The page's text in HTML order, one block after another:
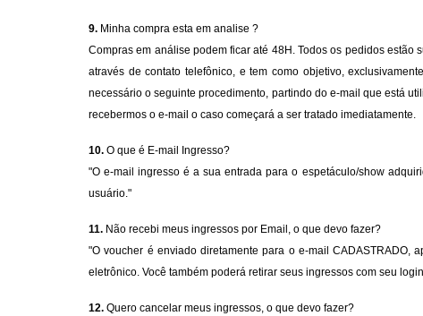
9. Minha compra esta em analise ?
Compras em análise podem ficar até 48H. Todos os pedidos
através de contato telefônico, e tem como objetivo,
necessário o seguinte procedimento, partindo do e-mail que está
recebermos o e-mail o caso começará a ser tratado imediatamente.
10. O que é E-mail Ingresso?
"O e-mail ingresso é a sua entrada para o espetáculo/show
usuário."
11. Não recebi meus ingressos por Email, o que devo fazer?
"O voucher é enviado diretamente para o e-mail
eletrônico. Você também poderá retirar seus ingressos com seu
12. Quero cancelar meus ingressos, o que devo fazer?